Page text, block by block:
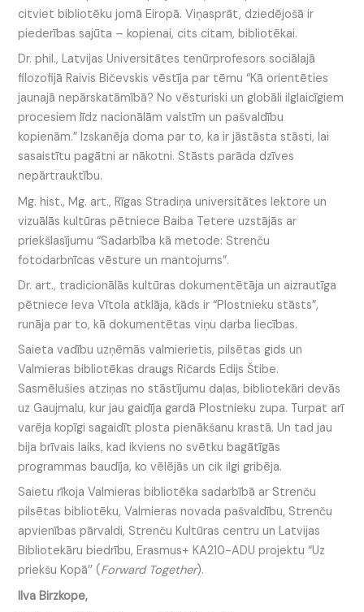
citviet bibliotēku jomā Eiropā. Viņasprāt, dziedējošā ir
piederības sajūta – kopienai, cits citam, bibliotēkai.
Dr. phil., Latvijas Universitātes tenūrprofesors sociālajā
filozofijā Raivis Bičevskis vēstīja par tēmu “Kā orientēties
jaunajā nepārskatāmībā? No vēsturiski un globāli ilglaicīgiem
procesiem līdz nacionālām valstīm un pašvaldību
kopienām.” Izskanēja doma par to, ka ir jāstāsta stāsti, lai
sasaistītu pagātni ar nākotni. Stāsts parāda dzīves
nepārtrauktību.
Mg. hist., Mg. art., Rīgas Stradiņa universitātes lektore un
vizuālās kultūras pētniece Baiba Tetere uzstājās ar
priekšlasījumu “Sadarbība kā metode: Strenču
fotodarbnīcas vēsture un mantojums”.
Dr. art., tradicionālās kultūras dokumentētāja un aizrautīga
pētniece Ieva Vītola atklāja, kāds ir “Plostnieku stāsts”,
runāja par to, kā dokumentētas viņu darba liecības.
Saieta vadību uzņēmās valmierietis, pilsētas gids un
Valmieras bibliotēkas draugs Ričards Edijs Štibe.
Sasmēlušies atziņas no stāstījumu daļas, bibliotekāri devās
uz Gaujmalu, kur jau gaidīja gardā Plostnieku zupa. Turpat arī
varēja kopīgi sagaidīt plosta pienākšanu krastā. Un tad jau
bija brīvais laiks, kad ikviens no svētku bagātīgās
programmas baudīja, ko vēlējās un cik ilgi gribēja.
Saietu rīkoja Valmieras bibliotēka sadarbībā ar Strenču
pilsētas bibliotēku, Valmieras novada pašvaldību, Strenču
apvienības pārvaldi, Strenču Kultūras centru un Latvijas
Bibliotekāru biedrību, Erasmus+ KA210-ADU projektu “Uz
priekšu Kopā’’ (Forward Together).
Ilva Birzkope,